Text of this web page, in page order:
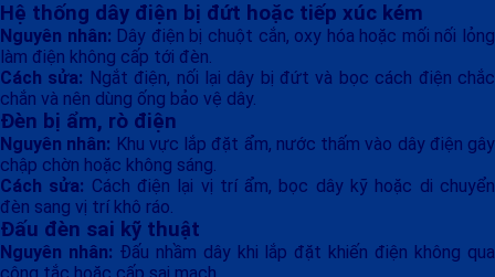
Hệ thống dây điện bị đứt hoặc tiếp xúc kém
Nguyên nhân: Dây điện bị chuột cắn, oxy hóa hoặc mối nối lỏng
làm điện không cấp tới đèn.
Cách sửa: Ngắt điện, nối lại dây bị đứt và bọc cách điện chắc
chắn và nên dùng ống bảo vệ dây.
Đèn bị ẩm, rò điện
Nguyên nhân: Khu vực lắp đặt ẩm, nước thấm vào dây điện gây
chập chờn hoặc không sáng.
Cách sửa: Cách điện lại vị trí ẩm, bọc dây kỹ hoặc di chuyển
đèn sang vị trí khô ráo.
Đấu đèn sai kỹ thuật
Nguyên nhân: Đấu nhầm dây khi lắp đặt khiến điện không qua